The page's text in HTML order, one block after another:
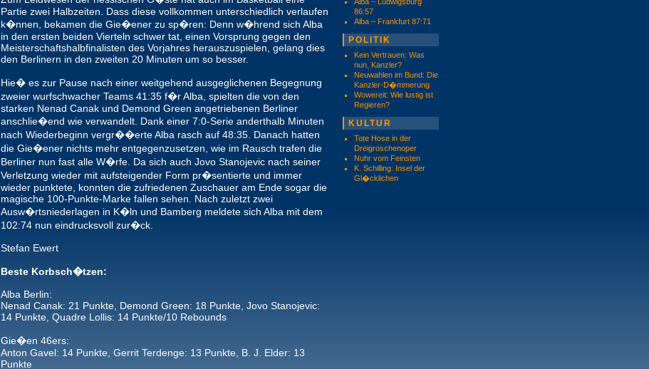
Partie zwei Halbzeiten. Dass diese vollkommen unterschiedlich verlaufen
k�nnen, bekamen die Gie�ener zu sp�ren: Denn w�hrend sich Alba
in den ersten beiden Vierteln schwer tat, einen Vorsprung gegen den
Meisterschaftshalbfinalisten des Vorjahres herauszuspielen, gelang dies
den Berlinern in den zweiten 20 Minuten um so besser.
Hie� es zur Pause nach einer weitgehend ausgeglichenen Begegnung
zweier wurfschwacher Teams 41:35 f�r Alba, spielten die von den
starken Nenad Canak und Demond Green angetriebenen Berliner
anschlie�end wie verwandelt. Dank einer 7:0-Serie anderthalb Minuten
nach Wiederbeginn vergr��erte Alba rasch auf 48:35. Danach hatten
die Gie�ener nichts mehr entgegenzusetzen, wie im Rausch trafen die
Berliner nun fast alle W�rfe. Da sich auch Jovo Stanojevic nach seiner
Verletzung wieder mit aufsteigender Form pr�sentierte und immer
wieder punktete, konnten die zufriedenen Zuschauer am Ende sogar die
magische 100-Punkte-Marke fallen sehen. Nach zuletzt zwei
Ausw�rtsniederlagen in K�ln und Bamberg meldete sich Alba mit dem
102:74 nun eindrucksvoll zur�ck.
Stefan Ewert
Beste Korbsch�tzen:
Alba Berlin:
Nenad Canak: 21 Punkte, Demond Green: 18 Punkte, Jovo Stanojevic:
14 Punkte, Quadre Lollis: 14 Punkte/10 Rebounds
Gie�en 46ers:
Anton Gavel: 14 Punkte, Gerrit Terdenge: 13 Punkte, B. J. Elder: 13
Punkte
86:57
Alba – Frankfurt 87:71
POLITIK
Kein Vertrauen: Was
nun, Kanzler?
Neuwahlen im Bund: Die
Kanzler-D�mmerung
Wowereit: Wie lustig ist
Regieren?
KULTUR
Tote Hose in der
Dreigroschenoper
Nuhr vom Feinsten
K. Schilling: Insel der
Gl�cklichen